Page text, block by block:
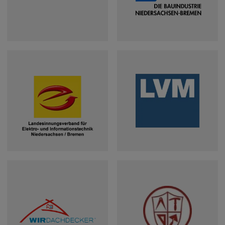
Bauindustrieverband
Niedersachsen-
Informationstechnik
Niedersachsen /
Landesverband
Metall
Niedersachsen /
Bremen